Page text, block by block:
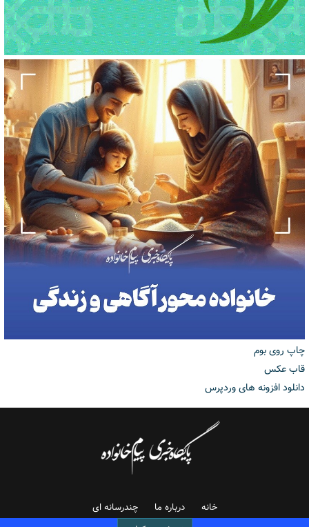
چاپ روی بوم
قاب عکس
دانلود افزونه های وردپرس
خانه درباره ما چندرسانه ای